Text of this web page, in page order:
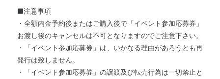
■注意事項
・全額内金予約後またはご購入後で「イベント参加応募券」
お渡し後のキャンセルは不可となりますのでご注意下さい。
・「イベント参加応募券」は、いかなる理由があろうとも再
発行は致しません。
・「イベント参加応募券」の譲渡及び転売行為は一切禁止と